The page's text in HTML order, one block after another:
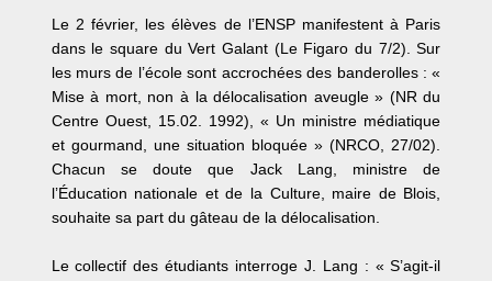
Le 2 février, les élèves de l’ENSP manifestent à Paris
dans le square du Vert Galant (Le Figaro du 7/2). Sur
les murs de l’école sont accrochées des banderolles : «
Mise à mort, non à la délocalisation aveugle » (NR du
Centre Ouest, 15.02. 1992), « Un ministre médiatique
et gourmand, une situation bloquée » (NRCO, 27/02).
Chacun se doute que Jack Lang, ministre de
l’Éducation nationale et de la Culture, maire de Blois,
souhaite sa part du gâteau de la délocalisation.
Le collectif des étudiants interroge J. Lang : « S’agit-il